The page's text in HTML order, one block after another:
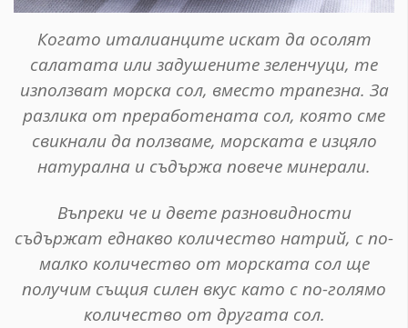
Когато италианците искат да осолят
салатата или задушените зеленчуци, те
използват морска сол, вместо трапезна. За
разлика от преработената сол, която сме
свикнали да ползваме, морската е изцяло
натурална и съдържа повече минерали.
Въпреки че и двете разновидности
съдържат еднакво количество натрий, с по-
малко количество от морската сол ще
получим същия силен вкус като с по-голямо
количество от другата сол.